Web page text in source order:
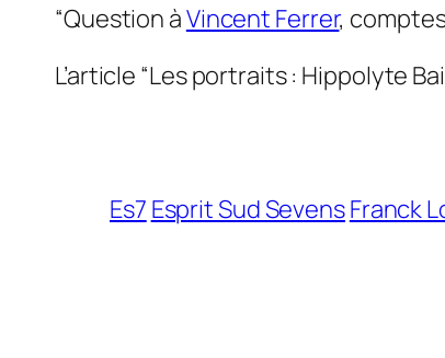
“Question àVincent Ferrer,
L’article “Les portraits : Hippolyte
Es7 Esprit Sud SevensFranck